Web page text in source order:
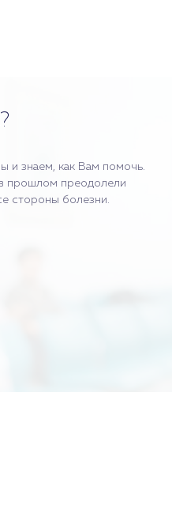
и знаем, как Вам помочь.
прошлом преодолели
стороны болезни.